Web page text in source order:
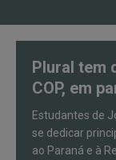
Plural tem
COP, em
Estudantes de
se dedicar
ao Paraná e à